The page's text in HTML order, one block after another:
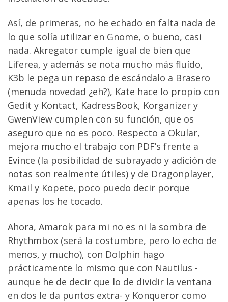
Así, de primeras, no he echado en falta nada de
lo que solía utilizar en Gnome, o bueno, casi
nada. Akregator cumple igual de bien que
Liferea, y además se nota mucho más fluído,
K3b le pega un repaso de escándalo a Brasero
(menuda novedad ¿eh?), Kate hace lo propio con
Gedit y Kontact, KadressBook, Korganizer y
GwenView cumplen con su función, que os
aseguro que no es poco. Respecto a Okular,
mejora mucho el trabajo con PDF’s frente a
Evince (la posibilidad de subrayado y adición de
notas son realmente útiles) y de Dragonplayer,
Kmail y Kopete, poco puedo decir porque
apenas los he tocado.
Ahora, Amarok para mi no es ni la sombra de
Rhythmbox (será la costumbre, pero lo echo de
menos, y mucho), con Dolphin hago
prácticamente lo mismo que con Nautilus -
aunque he de decir que lo de dividir la ventana
en dos le da puntos extra- y Konqueror como